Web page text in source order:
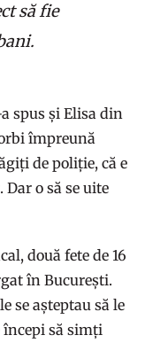
să fie
spus și Elisa din
împreună
de poliție, că e
o să se uite
două fete de 16
în București.
se așteptau să le
începi să simți